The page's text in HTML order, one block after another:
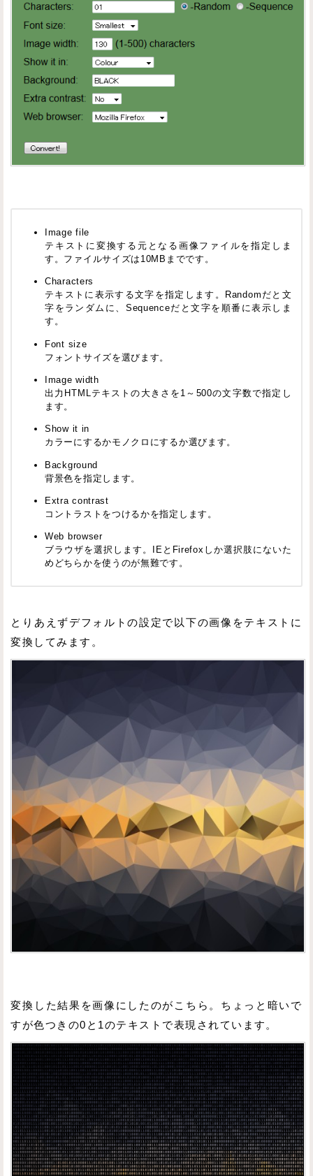
Image file
テキストに変換する元となる画像ファイルを指定しま
す。ファイルサイズは10MBまでです。
Characters
テキストに表示する文字を指定します。Randomだと文
字をランダムに、Sequenceだと文字を順番に表示しま
す。
Font size
フォントサイズを選びます。
Image width
出力HTMLテキストの大きさを1～500の文字数で指定し
ます。
Show it in
カラーにするかモノクロにするか選びます。
Background
背景色を指定します。
Extra contrast
コントラストをつけるかを指定します。
Web browser
ブラウザを選択します。IEとFirefoxしか選択肢にないた
めどちらかを使うのが無難です。
とりあえずデフォルトの設定で以下の画像をテキストに
変換してみます。
変換した結果を画像にしたのがこちら。ちょっと暗いで
すが色つきの0と1のテキストで表現されています。